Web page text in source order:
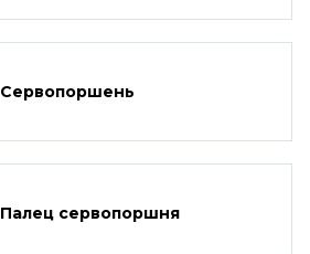
Сервопоршень
Палец сервопоршня